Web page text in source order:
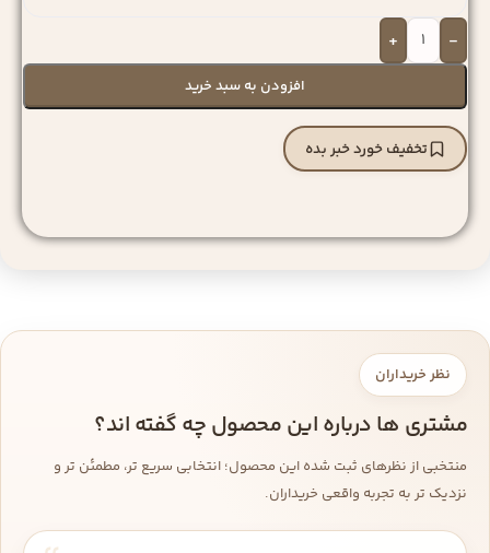
-
+
افزودن به سبد خرید
تخفیف خورد خبر بده
نظر خریداران
مشتری ها درباره این محصول چه گفته اند؟
منتخبی از نظرهای ثبت شده این محصول؛ انتخابی سریع تر، مطمئن تر و
نزدیک تر به تجربه واقعی خریداران.